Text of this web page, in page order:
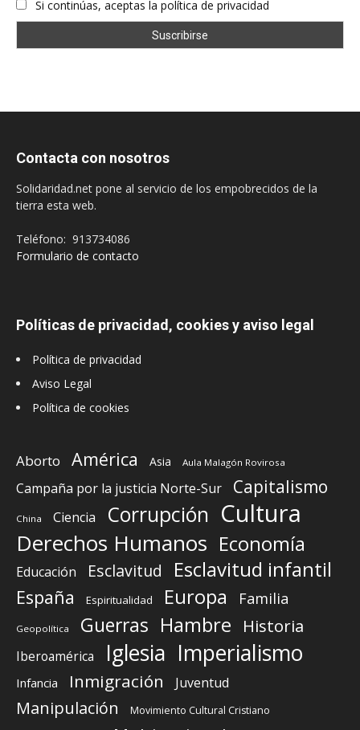
Si continúas, aceptas la política de privacidad
Contacta con nosotros
Solidaridad.net pone al servicio de los empobrecidos de la
tierra esta web.
Teléfono: 913734086
Formulario de contacto
Políticas de privacidad, cookies y aviso legal
Política de privacidad
Aviso Legal
Política de cookies
Aborto América Asia Aula Malagón Rovirosa
Campaña por la justicia Norte-Sur Capitalismo
China Ciencia Corrupción Cultura
Derechos Humanos Economía
Educación Esclavitud Esclavitud infantil
España Espiritualidad Europa Familia
Geopolítica Guerras Hambre Historia
Iberoamérica Iglesia Imperialismo
Infancia Inmigración Juventud
Manipulación Movimiento Cultural Cristiano